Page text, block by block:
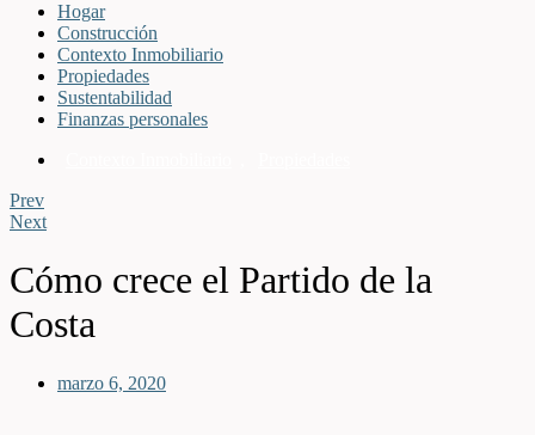
Hogar
Construcción
Contexto Inmobiliario
Propiedades
Sustentabilidad
Finanzas personales
Prev
Next
Cómo crece el Partido de la
Costa
marzo 6, 2020